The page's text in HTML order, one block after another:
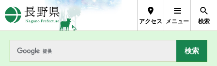
長野県Nagano Prefecture
アクセス メニュー 検索